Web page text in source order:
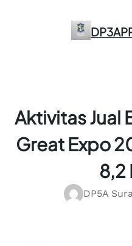
Aktivitas Jual
Great Expo
8,2
DP5A